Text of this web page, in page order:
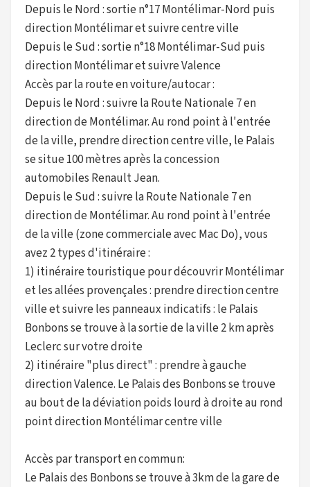
Depuis le Nord : sortie n°17 Montélimar-Nord puis
direction Montélimar et suivre centre ville
Depuis le Sud : sortie n°18 Montélimar-Sud puis
direction Montélimar et suivre Valence
Accès par la route en voiture/autocar :
Depuis le Nord : suivre la Route Nationale 7 en
direction de Montélimar. Au rond point à l'entrée
de la ville, prendre direction centre ville, le Palais
se situe 100 mètres après la concession
automobiles Renault Jean.
Depuis le Sud : suivre la Route Nationale 7 en
direction de Montélimar. Au rond point à l'entrée
de la ville (zone commerciale avec Mac Do), vous
avez 2 types d'itinéraire :
1) itinéraire touristique pour découvrir Montélimar
et les allées provençales : prendre direction centre
ville et suivre les panneaux indicatifs : le Palais
Bonbons se trouve à la sortie de la ville 2 km après
Leclerc sur votre droite
2) itinéraire "plus direct" : prendre à gauche
direction Valence. Le Palais des Bonbons se trouve
au bout de la déviation poids lourd à droite au rond
point direction Montélimar centre ville
Accès par transport en commun:
Le Palais des Bonbons se trouve à 3km de la gare de